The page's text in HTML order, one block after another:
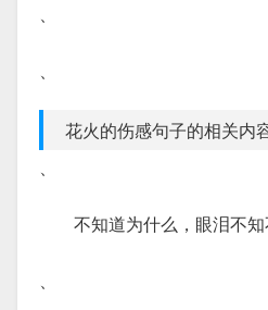
、
、
花火的伤感句子的相关内
、
不知道为什么，眼泪不知
、